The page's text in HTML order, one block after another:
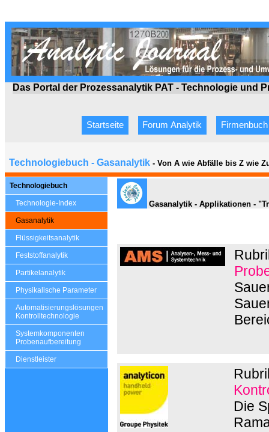
Das Portal der Prozessanalytik PAT - Technologie und
Startseite Forum Analytik Firmenbuch
Technologiebuch - Gasanalytik - Von A wie Abfälle bis Z wie
Technologiebuch
Technologie-Index
Gasanalytik
Flüssigkeitsanalytik
Feststoffanalytik
Partikelanalytik
Physikalische Parameter
Automatisierungslösungen
Kontrolltechnologie
Systemkomponenten
Probenaufbereitung
Dienstleister
Gasanalytik - Applikationen -
Die